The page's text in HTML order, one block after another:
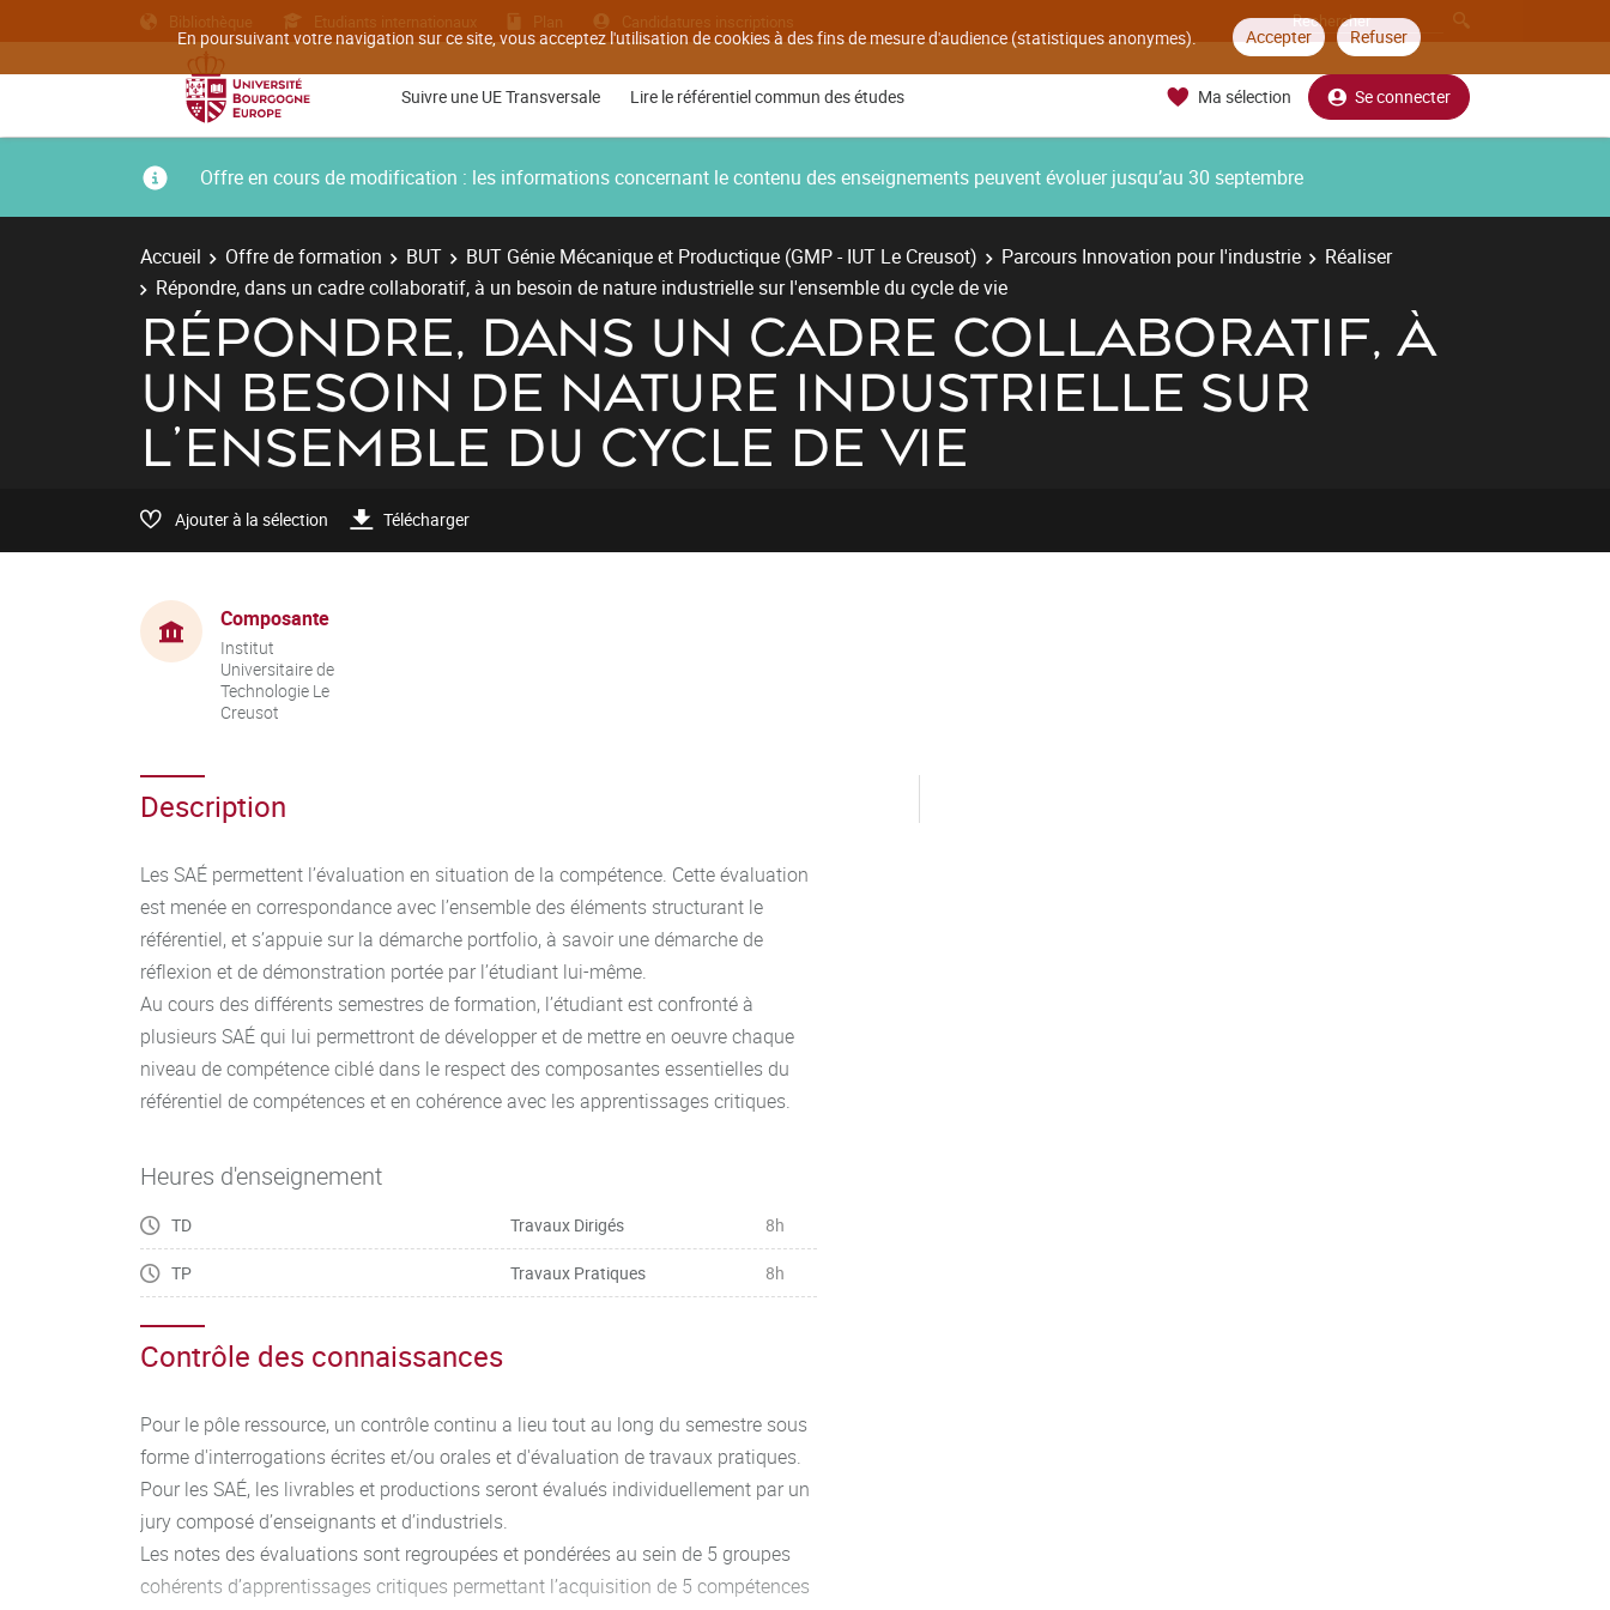
En poursuivant votre navigation sur ce site, vous acceptez l'utilisation de cookies à des fins de mesure d'audience (statistiques anonymes). Accepter Refuser
Bibliothèque Etudiants internationaux Plan Candidatures inscriptions
Suivre une UE Transversale Lire le référentiel commun des études Ma sélection Se connecter
Offre en cours de modification : les informations concernant le contenu des enseignements peuvent évoluer jusqu’au 30 septembre
Accueil Offre de formation BUT BUT Génie Mécanique et Productique (GMP - IUT Le Creusot) Parcours Innovation pour l'industrie
Réaliser
Répondre, dans un cadre collaboratif, à un besoin de nature industrielle sur l'ensemble du cycle de vie
RÉPONDRE, DANS UN CADRE COLLABORATIF, À
UN BESOIN DE NATURE INDUSTRIELLE SUR
L'ENSEMBLE DU CYCLE DE VIE
Ajouter à la sélection Télécharger
Composante
Institut
Universitaire de
Technologie Le
Creusot
Description
Les SAÉ permettent l’évaluation en situation de la compétence. Cette évaluation
est menée en correspondance avec l’ensemble des éléments structurant le
référentiel, et s’appuie sur la démarche portfolio, à savoir une démarche de
réflexion et de démonstration portée par l’étudiant lui-même.
Au cours des différents semestres de formation, l’étudiant est confronté à
plusieurs SAÉ qui lui permettront de développer et de mettre en oeuvre chaque
niveau de compétence ciblé dans le respect des composantes essentielles du
référentiel de compétences et en cohérence avec les apprentissages critiques.
Heures d'enseignement
TD Travaux Dirigés 8h
TP Travaux Pratiques 8h
Contrôle des connaissances
Pour le pôle ressource, un contrôle continu a lieu tout au long du semestre sous
forme d'interrogations écrites et/ou orales et d'évaluation de travaux pratiques.
Pour les SAÉ, les livrables et productions seront évalués individuellement par un
jury composé d’enseignants et d’industriels.
Les notes des évaluations sont regroupées et pondérées au sein de 5 groupes
cohérents d’apprentissages critiques permettant l’acquisition de 5 compétences